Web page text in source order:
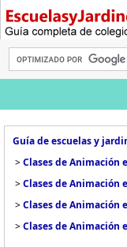
Guía de escuelas y
>Clases de Animación
>Clases de Animación
>Clases de Animación
>Clases de Animación